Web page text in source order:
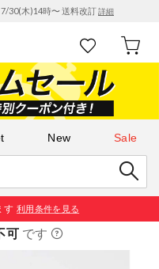
7/30(木)14時〜 送料改訂詳細
New Sale
す 利用条件を見る
可 です